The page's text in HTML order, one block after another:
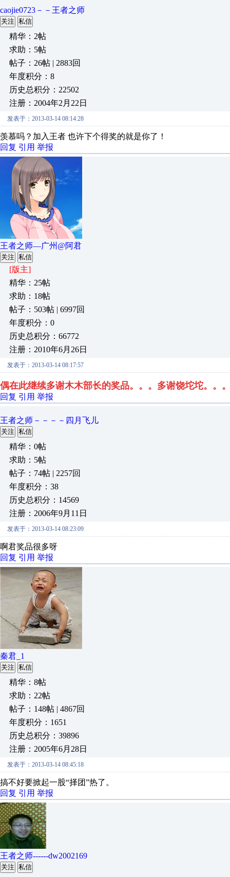
caojie0723－－王者之师
关注 私信
精华：2帖
求助：5帖
帖子：26帖 | 2883回
年度积分：8
历史总积分：22502
注册：2004年2月22日
发表于：2013-03-14 08:14:28
羡慕吗？加入王者 也许下个得奖的就是你了！
回复 引用 举报
王者之师—广州@阿君
关注 私信
[版主]
精华：25帖
求助：18帖
帖子：503帖 | 6997回
年度积分：0
历史总积分：66772
注册：2010年6月26日
发表于：2013-03-14 08:17:57
偶在此继续多谢木木部长的奖品。。。多谢饶坨坨。。
回复 引用 举报
王者之师－－－－四月飞儿
关注 私信
精华：0帖
求助：5帖
帖子：74帖 | 2257回
年度积分：38
历史总积分：14569
注册：2006年9月11日
发表于：2013-03-14 08:23:09
啊君奖品很多呀
回复 引用 举报
秦君_1
关注 私信
精华：8帖
求助：22帖
帖子：148帖 | 4867回
年度积分：1651
历史总积分：39896
注册：2005年6月28日
发表于：2013-03-14 08:45:18
搞不好要掀起一股“择团”热了。
回复 引用 举报
王者之师------dw2002169
关注 私信